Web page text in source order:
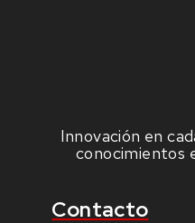
Innovación en
conocimientos
Contacto